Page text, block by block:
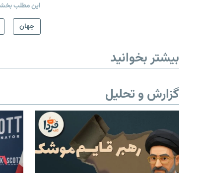
این مطلب
جهان
بیشتر بخوانید
گزارش و تحلیل